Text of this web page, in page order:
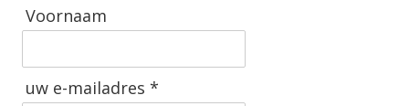
Voornaam
uw e-mailadres *